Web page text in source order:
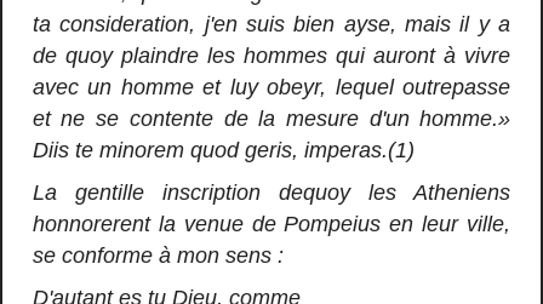
ta consideration, j'en suis bien ayse, mais il y a
de quoy plaindre les hommes qui auront à vivre
avec un homme et luy obeyr, lequel outrepasse
et ne se contente de la mesure d'un homme.»
Diis te minorem quod geris, imperas.(1)
La gentille inscription dequoy les Atheniens
honnorerent la venue de Pompeius en leur ville,
se conforme à mon sens :
D'autant es tu Dieu, comme